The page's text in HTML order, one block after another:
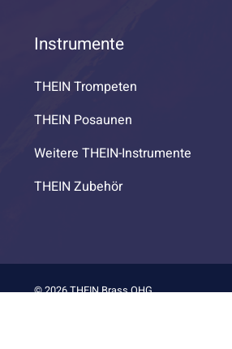
Instrumente
THEIN Trompeten
THEIN Posaunen
Weitere THEIN-Instrumente
THEIN Zubehör
© 2026 THEIN Brass OHG